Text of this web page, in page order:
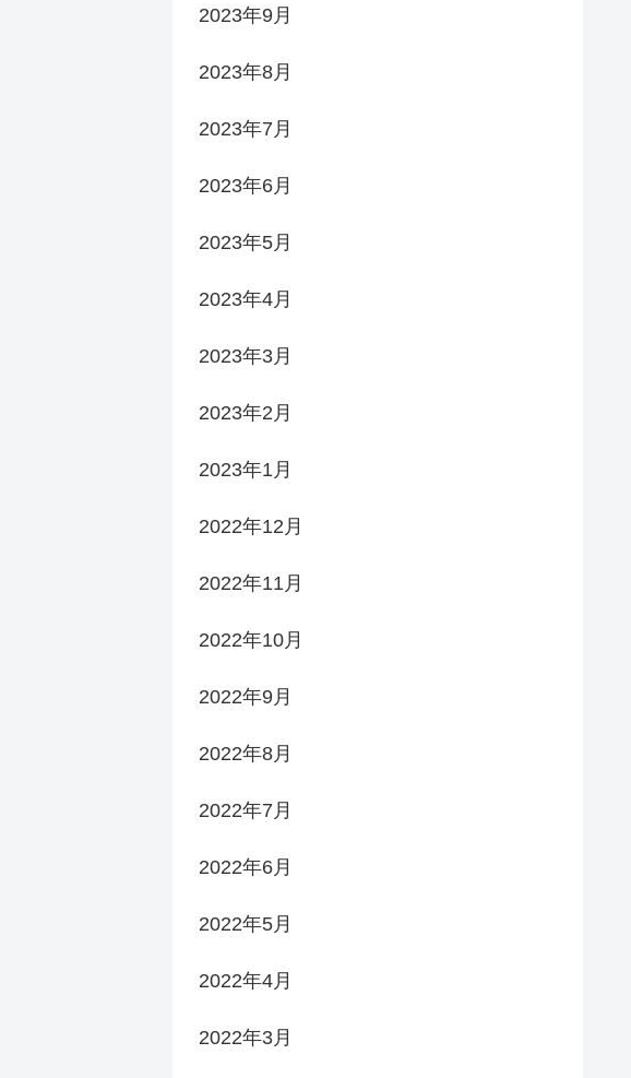
2023年9月
2023年8月
2023年7月
2023年6月
2023年5月
2023年4月
2023年3月
2023年2月
2023年1月
2022年12月
2022年11月
2022年10月
2022年9月
2022年8月
2022年7月
2022年6月
2022年5月
2022年4月
2022年3月